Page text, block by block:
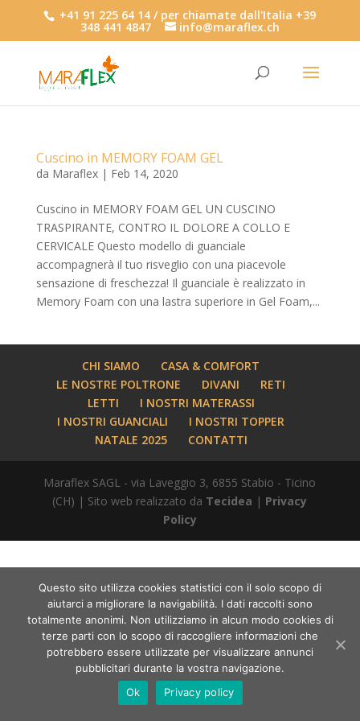
+41 91 225 64 14 / per chiamate dall'Italia +39
348 441 4847 info@maraflex.ch
Cuscino in MEMORY FOAM GEL
da Maraflex| Feb 14, 2020
Cuscino in MEMORY FOAM GEL UN CUSCINO
TRASPIRANTE, CONTRO IL DOLORE A COLLO E
CERVICALE Questo modello di guanciale
accompagnerà il tuo risveglio con una piacevole
sensazione di freschezza! Il guanciale è realizzato in
Memory Foam con una lastra superiore in Gel Foam,...
CHI SIAMO
CASA & COMFORT
LE NOSTRE POLTRONE
DIVANI
RETI
LETTI
I NOSTRI MATERASSI
I NOSTRI GUANCIALI
I NOSTRI TOPPER
NATALE 2025
CONTATTI
Maraflex SAGL - via Laveggio 3, 6855 Stabio - Ticino
(CH) | Sito web realizzato da Tecidea | Privacy
Policy
Questo sito utilizza cookies statistici con il solo scopo di
aiutarci a migliorare la navigabilità. I dati raccolti sono
totalmente anonimi. Non utilizziamo in alcun modo cookies di
terze parti con lo scopo di raccogliere informazioni che
potrebbero essere utilizzate per visualizzare annunci
pubblicitari durante la vostra navigazione.
Ok
Privacy policy